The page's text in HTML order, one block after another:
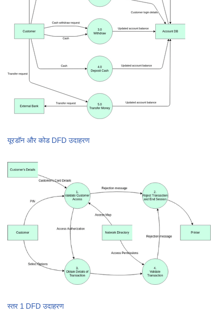
यूरडॉन और कोड DFD उदाहरण
स्तर 1 DFD उदाहरण